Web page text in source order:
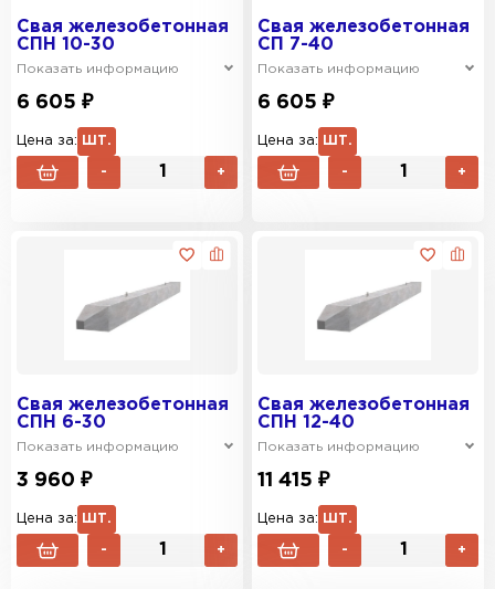
Свая железобетонная
СПН 10-30
Показать информацию
6 605 ₽
Цена за: ШТ.
- +
Свая железобетонная
СП 7-40
Показать информацию
6 605 ₽
Цена за: ШТ.
- +
Свая железобетонная
СПН 6-30
Показать информацию
3 960 ₽
Цена за: ШТ.
- +
Свая железобетонная
СПН 12-40
Показать информацию
11 415 ₽
Цена за: ШТ.
- +